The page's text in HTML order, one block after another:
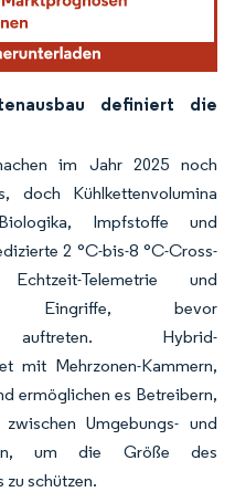
definiert die
im Jahr 2025 noch
doch Kühlkettenvolumina
Impfstoffe und
2 °C-bis-8 °C-Cross-
Telemetrie und
Eingriffe, bevor
auftreten. Hybrid-
mit Mehrzonen-Kammern,
ermöglichen es Betreibern,
Umgebungs- und
um die Größe des
schützen.